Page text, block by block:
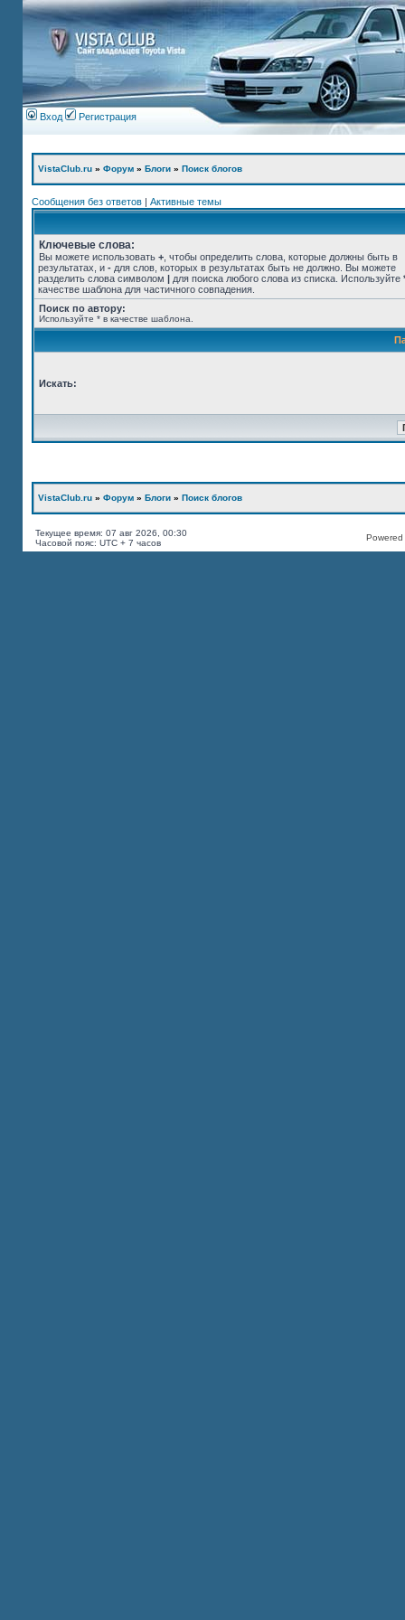
Вход Регистрация
VistaClub.ru » Форум » Блоги » Поиск блогов
Сообщения без ответов | Активные темы
Ключевые слова:
Вы можете использовать + , чтобы определить слова, которые должны быть в
результатах, и - для слов, которых в результатах быть не должно. Вы можете
разделить слова символом | для поиска любого слова из списка. Используйте
качестве шаблона для частичного совпадения.
Поиск по автору:
Используйте * в качестве шаблона.
Искать:
VistaClub.ru » Форум » Блоги » Поиск блогов
Текущее время: 07 авг 2026, 00:30
Часовой пояс: UTC + 7 часов